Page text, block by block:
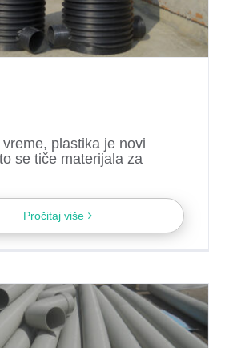
plastika je novi
se tiče materijala za
Pročitaj više